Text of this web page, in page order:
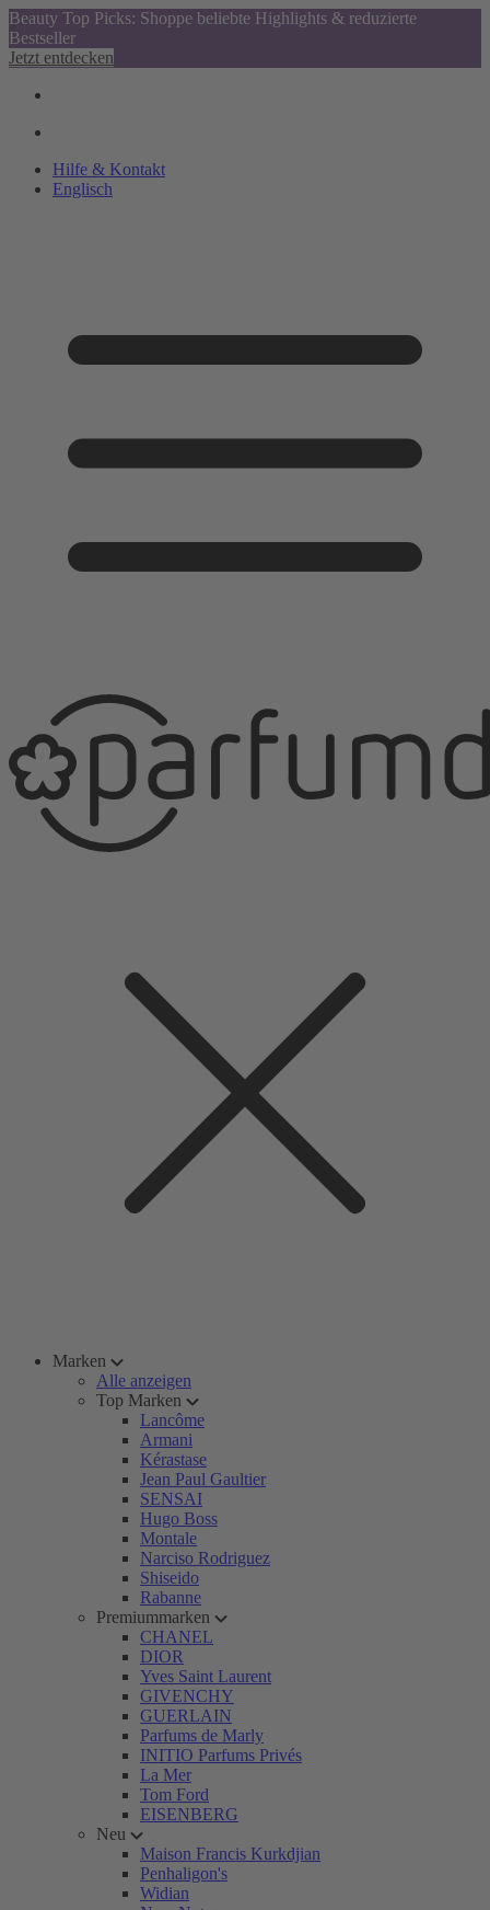
Beauty Top Picks: Shoppe beliebte Highlights & reduzierte
Bestseller
Jetzt entdecken
Hilfe & Kontakt
Englisch
Marken
Alle anzeigen
Top Marken
Lancôme
Armani
Kérastase
Jean Paul Gaultier
SENSAI
Hugo Boss
Montale
Narciso Rodriguez
Shiseido
Rabanne
Premiummarken
CHANEL
DIOR
Yves Saint Laurent
GIVENCHY
GUERLAIN
Parfums de Marly
INITIO Parfums Privés
La Mer
Tom Ford
EISENBERG
Neu
Maison Francis Kurkdjian
Penhaligon's
Widian